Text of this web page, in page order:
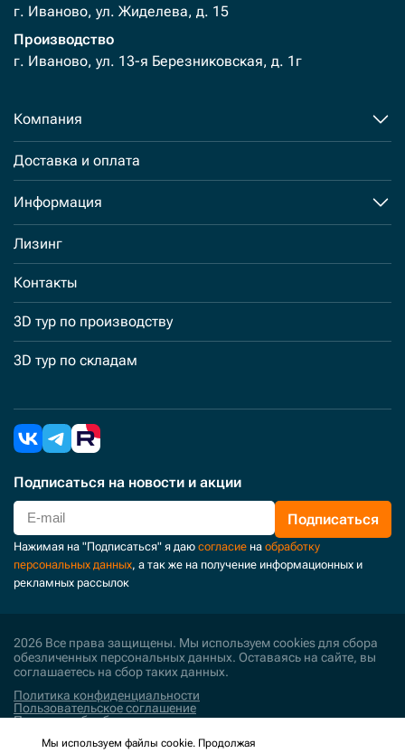
г. Иваново, ул. Жиделева, д. 15
Производство
г. Иваново, ул. 13-я Березниковская, д. 1г
Компания
Доставка и оплата
Информация
Лизинг
Контакты
3D тур по производству
3D тур по складам
Подписаться на новости и акции
Подписаться
Нажимая на "Подписаться" я даю согласие на обработку
персональных данных, а так же на получение информационных и
рекламных рассылок
2026 Все права защищены. Мы используем cookies для сбора
обезличенных персональных данных. Оставаясь на сайте, вы
соглашаетесь на сбор таких данных.
Политика конфиденциальности
Пользовательское соглашение
Политика обработки персональных данных
Мы используем файлы cookie. Продолжая